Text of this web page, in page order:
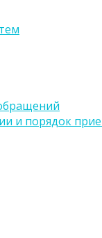
и порядок